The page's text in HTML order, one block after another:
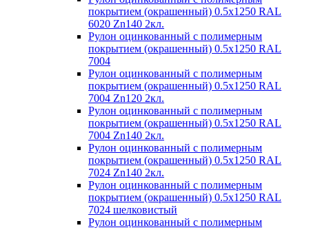
покрытием (окрашенный) 0.5x1250 RAL
6020 Zn140 2кл.
Рулон оцинкованный с полимерным
покрытием (окрашенный) 0.5x1250 RAL
7004
Рулон оцинкованный с полимерным
покрытием (окрашенный) 0.5x1250 RAL
7004 Zn120 2кл.
Рулон оцинкованный с полимерным
покрытием (окрашенный) 0.5x1250 RAL
7004 Zn140 2кл.
Рулон оцинкованный с полимерным
покрытием (окрашенный) 0.5x1250 RAL
7024 Zn140 2кл.
Рулон оцинкованный с полимерным
покрытием (окрашенный) 0.5x1250 RAL
7024 шелковистый
Рулон оцинкованный с полимерным